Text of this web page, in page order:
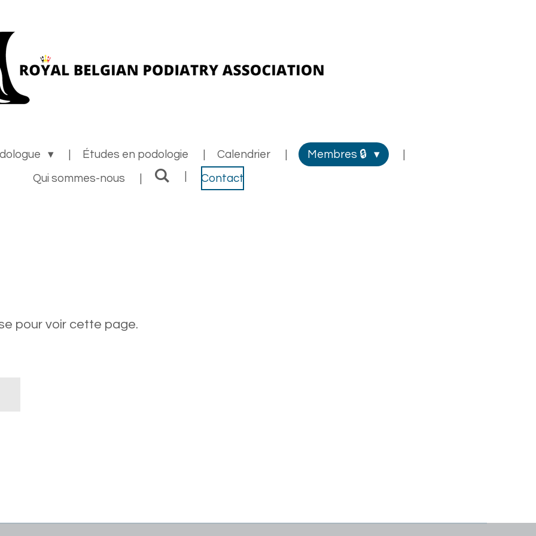
Études en podologie Calendrier
Membres 🔒
Qui sommes-nous
Contact
pour voir cette page.